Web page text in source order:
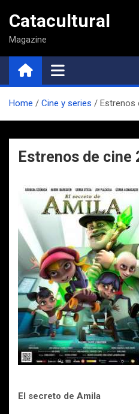
contenido
Catacultural
Magazine
Home Cine y series Estrenos
Estrenos de cine
El secreto de Amila